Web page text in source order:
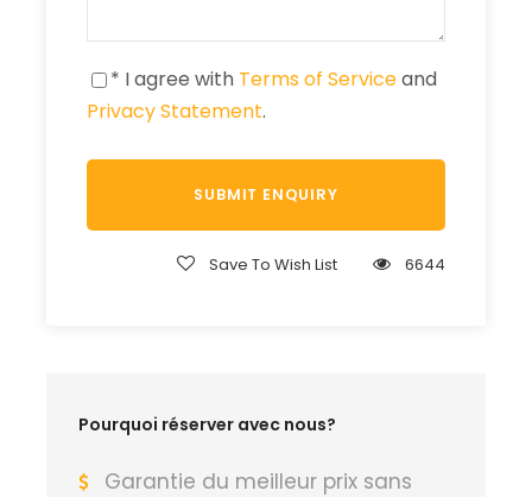
* I agree with Terms of Serviceand
Privacy Statement.
Save To Wish List 6644
Pourquoi réserver avec nous?
Garantie du meilleur prix sans